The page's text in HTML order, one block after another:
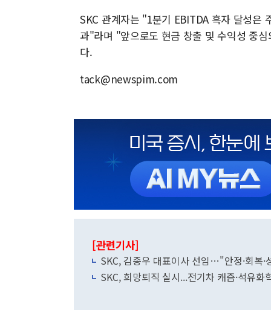
SKC 관계자는 "1분기 EBITDA 흑자 달성은
과"라며 "앞으로도 현금 창출 및 수익성 중
다.
tack@newspim.com
[관련기사]
SKC, 김종우 대표이사 선임…"안정·회복
SKC, 희망퇴직 실시...전기차 캐즘·석유